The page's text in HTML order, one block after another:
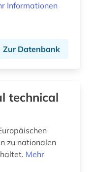
Informationen
Zur Datenbank
technical
zu nationalen
Mehr